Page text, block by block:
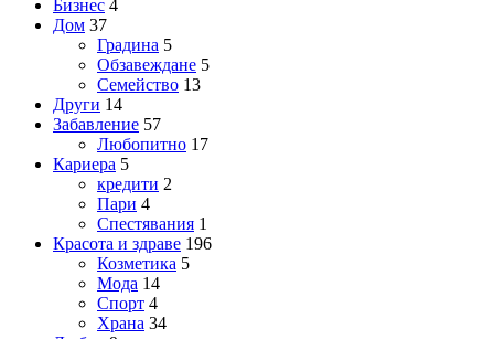
Бизнес 4
Дом 37
Градина 5
Обзавеждане 5
Семейство 13
Други 14
Забавление 57
Любопитно 17
Кариера 5
кредити 2
Пари 4
Спестявания 1
Красота и здраве 196
Козметика 5
Мода 14
Спорт 4
Храна 34